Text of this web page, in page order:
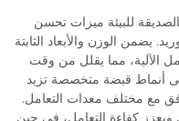
الصديقة للبيئة ميزات تحسن
يضمن الوزن والأبعاد الثابتة
الآلية، مما يقلل من وقت
أنماط قبضة متخصصة تزيد
مع مختلف معدات التعامل.
كفاءة التعامل، في حين